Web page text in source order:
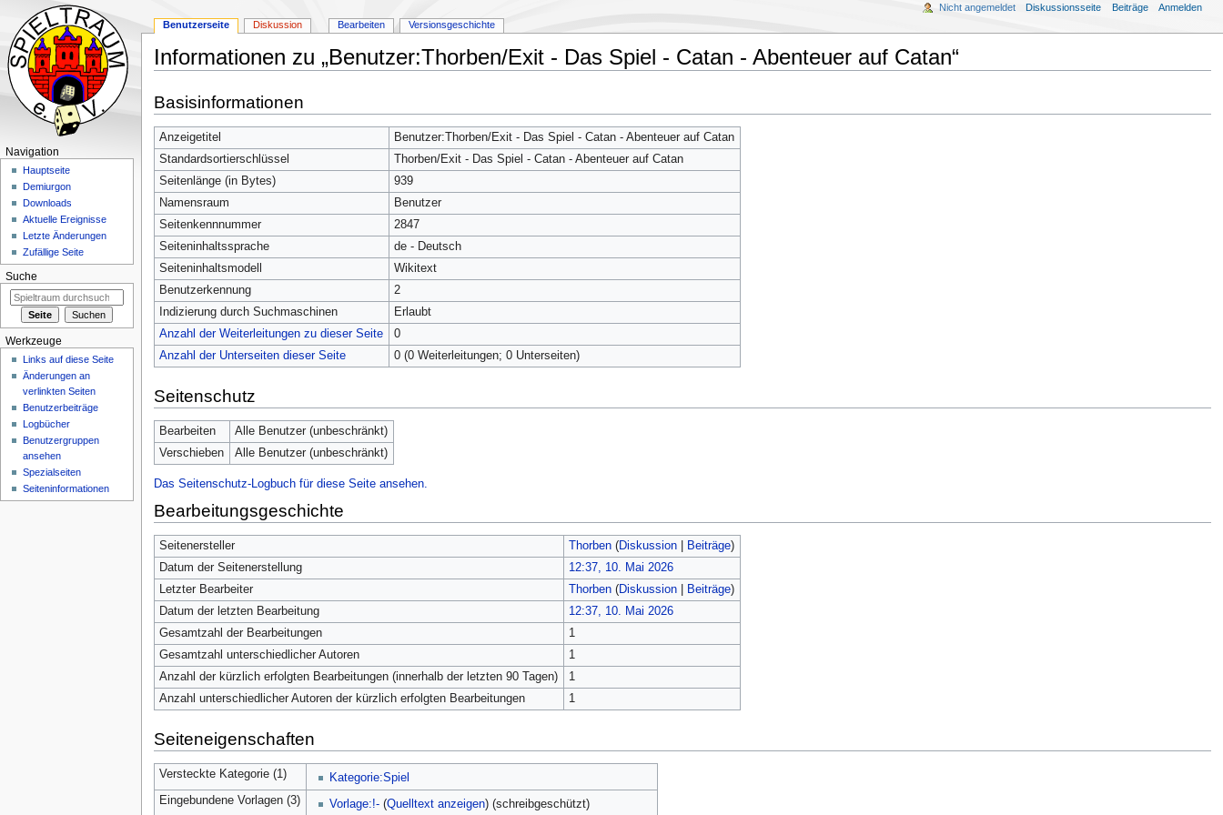
Informationen zu „Benutzer:Thorben/Exit - Das Spiel - Catan - Abenteuer auf Catan“
Navigation
springen
Suche
springen
Basisinformationen
Anzeigetitel
Benutzer:Thorben/Exit - Das Spiel - Catan - Abenteuer auf Catan
Standardsortierschlüssel
Thorben/Exit - Das Spiel - Catan - Abenteuer auf Catan
Seitenlänge (in Bytes)
939
Namensraum
Benutzer
Seitenkennnummer
2847
Seiteninhaltssprache
de - Deutsch
Seiteninhaltsmodell
Wikitext
Benutzerkennung
2
Indizierung durch Suchmaschinen
Erlaubt
Anzahl der Weiterleitungen zu dieser Seite
0
Anzahl der Unterseiten dieser Seite
0 (0 Weiterleitungen; 0 Unterseiten)
Seitenschutz
Bearbeiten
Alle Benutzer (unbeschränkt)
Verschieben
Alle Benutzer (unbeschränkt)
Das Seitenschutz-Logbuch für diese Seite ansehen.
Bearbeitungsgeschichte
Seitenersteller Thorben (Diskussion| Beiträge)
Datum der Seitenerstellung
12:37, 10. Mai 2026
Letzter Bearbeiter
Thorben (Diskussion| Beiträge)
Datum der letzten Bearbeitung
12:37, 10. Mai 2026
Gesamtzahl der Bearbeitungen
1
Gesamtzahl unterschiedlicher Autoren
1
Anzahl der kürzlich erfolgten Bearbeitungen (innerhalb der letzten 90 Tagen)
1
Anzahl unterschiedlicher Autoren der kürzlich erfolgten Bearbeitungen
1
Seiteneigenschaften
Versteckte Kategorie (1)
Kategorie:Spiel
Eingebundene Vorlagen (3)
Vorlage:!- (Quelltext anzeigen) (schreibgeschützt)
Benutzerseite Diskussion Bearbeiten Versionsgeschichte
Nicht angemeldet Diskussionsseite Beiträge Anmelden
Navigation
Hauptseite
Demiurgon
Downloads
Aktuelle Ereignisse
Letzte Änderungen
Zufällige Seite
Suche
Werkzeuge
Links auf diese Seite
Änderungen an
verlinkten Seiten
Benutzerbeiträge
Logbücher
Benutzergruppen
ansehen
Spezialseiten
Seiten­informationen